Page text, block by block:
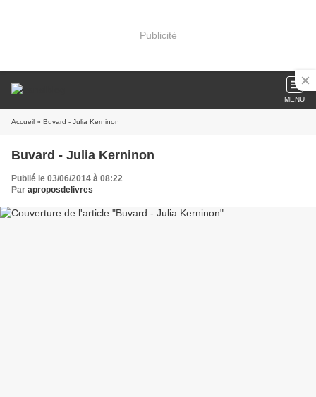
Publicité
MENU
Accueil » Buvard - Julia Kerninon
Buvard - Julia Kerninon
Publié le 03/06/2014 à 08:22
Par aproposdelivres